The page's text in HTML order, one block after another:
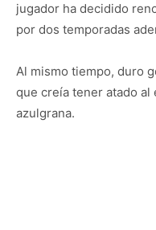
jugador ha decidido
por dos temporadas
Al mismo tiempo, duro
que creía tener atado al
azulgrana.